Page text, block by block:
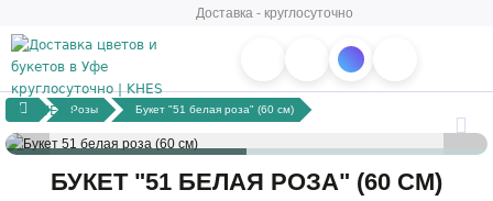
Доставка - круглосуточно
Розы Букет "51 белая роза" (60 см)
БУКЕТ "51 БЕЛАЯ РОЗА" (60 СМ)